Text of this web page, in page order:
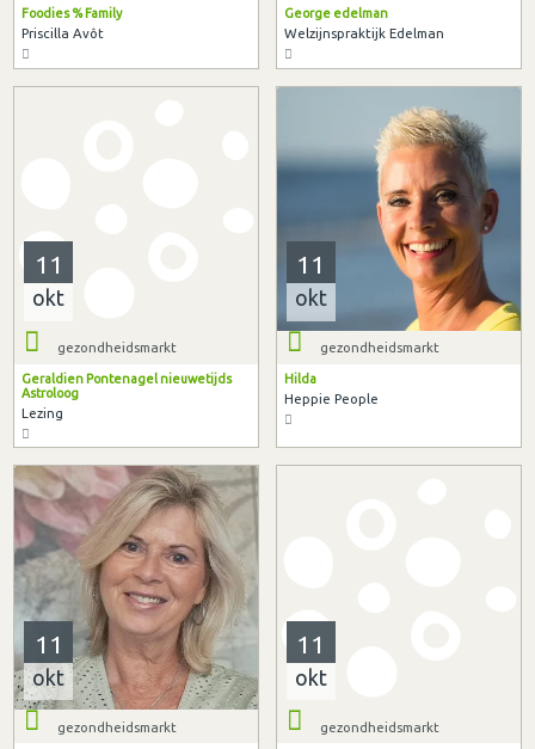
Foodies % Family
Priscilla Avôt
George edelman
Welzijnspraktijk Edelman
11
okt
gezondheidsmarkt
Geraldien Pontenagel nieuwetijds
Astroloog
Lezing
11
okt
gezondheidsmarkt
Hilda
Heppie People
11
okt
gezondheidsmarkt
11
okt
gezondheidsmarkt